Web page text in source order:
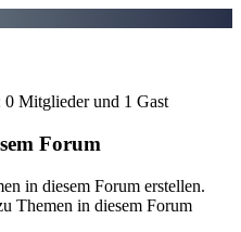
Mitglieder und 1 Gast
Forum
in diesem Forum erstellen.
Themen in diesem Forum